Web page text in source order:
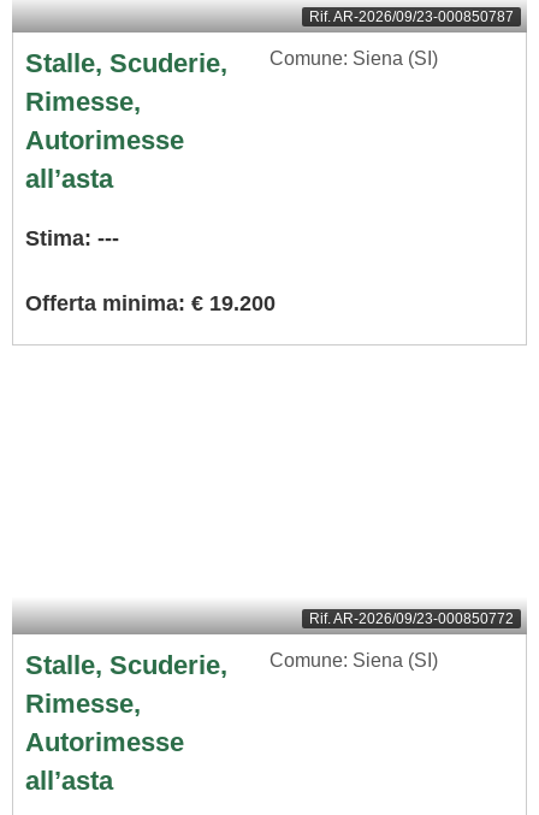
Rif.AR-2026/09/23-000850787
Stalle, Scuderie,
Rimesse,
Autorimesse
all’asta
Comune: Siena (SI)
Stima: ---
Offerta minima: € 19.200
Rif.AR-2026/09/23-000850772
Stalle, Scuderie,
Rimesse,
Autorimesse
all’asta
Comune: Siena (SI)